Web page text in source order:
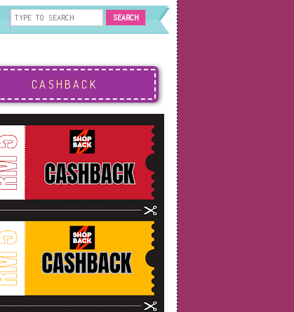
CASHBACK